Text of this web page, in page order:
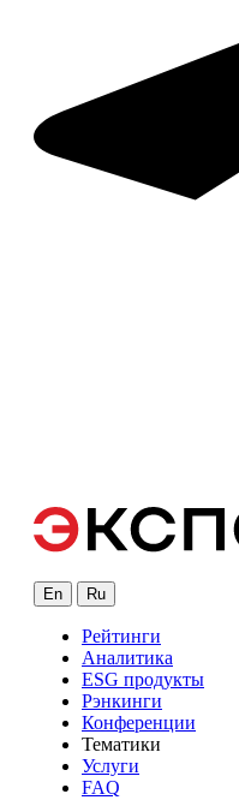
En Ru
Рейтинги
Аналитика
ESG продукты
Рэнкинги
Конференции
Тематики
Услуги
FAQ